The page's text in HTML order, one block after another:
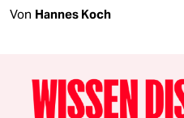
Von Hannes Koch